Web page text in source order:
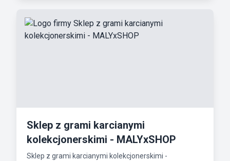
Sklep z grami karcianymi
kolekcjonerskimi - MALYxSHOP
Sklep z grami karcianymi kolekcjonerskimi -